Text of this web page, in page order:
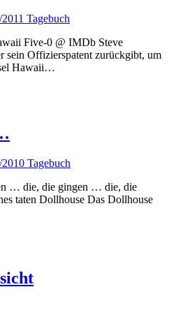
Tagebuch
Five-0 @ IMDb Steve
sein Offizierspatent zurückgibt, um
Hawaii…
Tagebuch
… die, die gingen … die, die
taten Dollhouse Das Dollhouse